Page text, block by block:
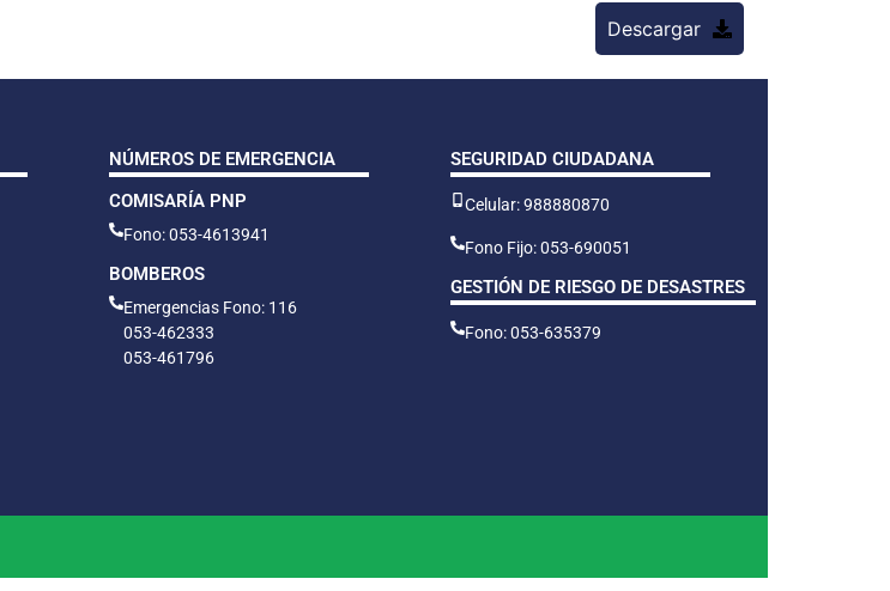
Descargar
NÚMEROS DE EMERGENCIA
COMISARÍA PNP
Fono: 053-4613941
BOMBEROS
Emergencias Fono: 116
053-462333
053-461796
SEGURIDAD CIUDADANA
Celular: 988880870
Fono Fijo: 053-690051
GESTIÓN DE RIESGO DE DESASTRES
Fono: 053-635379